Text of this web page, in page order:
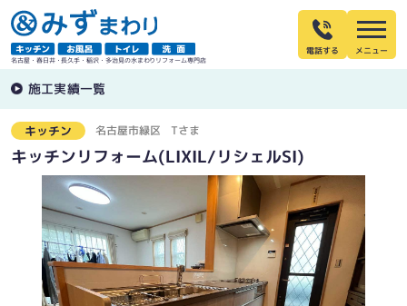
名古屋・春日井・長久手・稲沢・多治見の水まわりリフォーム専門店
電話する
施工実績一覧
キッチン 名古屋市緑区 Tさま
キッチンリフォーム(LIXIL/リシェルSI)